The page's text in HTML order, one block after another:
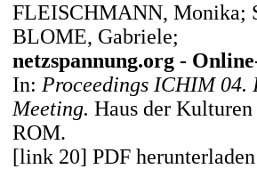
FLEISCHMANN, Monika;
BLOME, Gabriele;
netzspannung.org -
In: Proceedings ICHIM
Meeting. Haus der
ROM.
[link 20] PDF herunterladen